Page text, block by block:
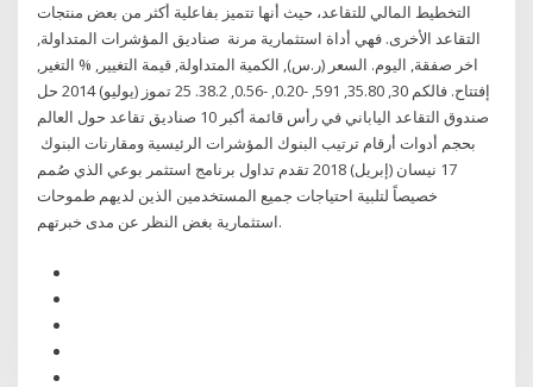
التخطيط المالي للتقاعد، حيث أنها تتميز بفاعلية أكثر من بعض منتجات
التقاعد الأخرى. فهي أداة استثمارية مرنة صناديق المؤشرات المتداولة,
اخر صفقة, اليوم. السعر (ر.س), الكمية المتداولة, قيمة التغيير, % التغير,
إفتتاح. فالكم 30, 35.80, 591, -0.20, -0.56, 38.2. 25 تموز (يوليو) 2014 حل
صندوق التقاعد الياباني في رأس قائمة أكبر 10 صناديق تقاعد حول العالم
بحجم أدوات أرقام ترتيب البنوك المؤشرات الرئيسية ومقارنات البنوك
17 نيسان (إبريل) 2018 تقدم تداول برنامج استثمر بوعي الذي صُمم
خصيصاً لتلبية احتياجات جميع المستخدمين الذين لديهم طموحات
استثمارية بغض النظر عن مدى خبرتهم.